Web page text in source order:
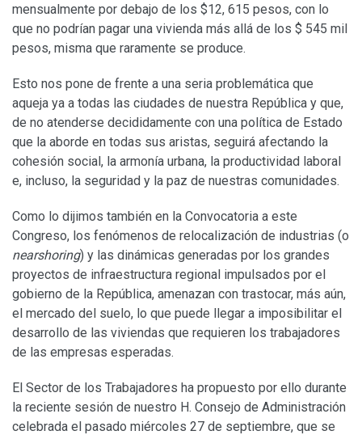
mensualmente por debajo de los $12, 615 pesos, con lo
que no podrían pagar una vivienda más allá de los $ 545 mil
pesos, misma que raramente se produce.
Esto nos pone de frente a una seria problemática que
aqueja ya a todas las ciudades de nuestra República y que,
de no atenderse decididamente con una política de Estado
que la aborde en todas sus aristas, seguirá afectando la
cohesión social, la armonía urbana, la productividad laboral
e, incluso, la seguridad y la paz de nuestras comunidades.
Como lo dijimos también en la Convocatoria a este
Congreso, los fenómenos de relocalización de industrias (o
nearshoring) y las dinámicas generadas por los grandes
proyectos de infraestructura regional impulsados por el
gobierno de la República, amenazan con trastocar, más aún,
el mercado del suelo, lo que puede llegar a imposibilitar el
desarrollo de las viviendas que requieren los trabajadores
de las empresas esperadas.
El Sector de los Trabajadores ha propuesto por ello durante
la reciente sesión de nuestro H. Consejo de Administración
celebrada el pasado miércoles 27 de septiembre, que se